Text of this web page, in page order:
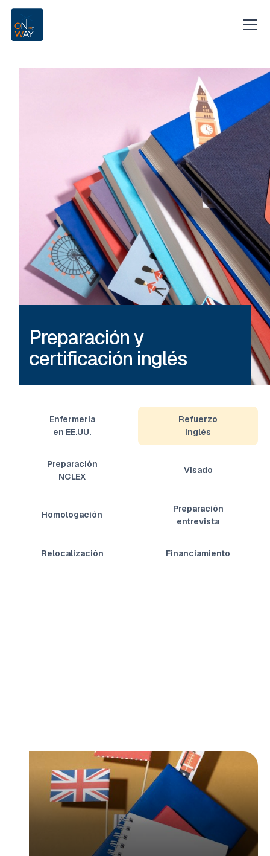
Preparación y
certificación inglés
Enfermería
en EE.UU.
Refuerzo
inglés
Preparación
NCLEX
Visado
Homologación
Preparación
entrevista
Relocalización Financiamiento